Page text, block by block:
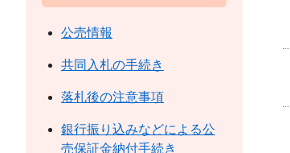
公売情報
共同入札の手続き
落札後の注意事項
銀行振り込みなどによる公
売保証金納付手続き